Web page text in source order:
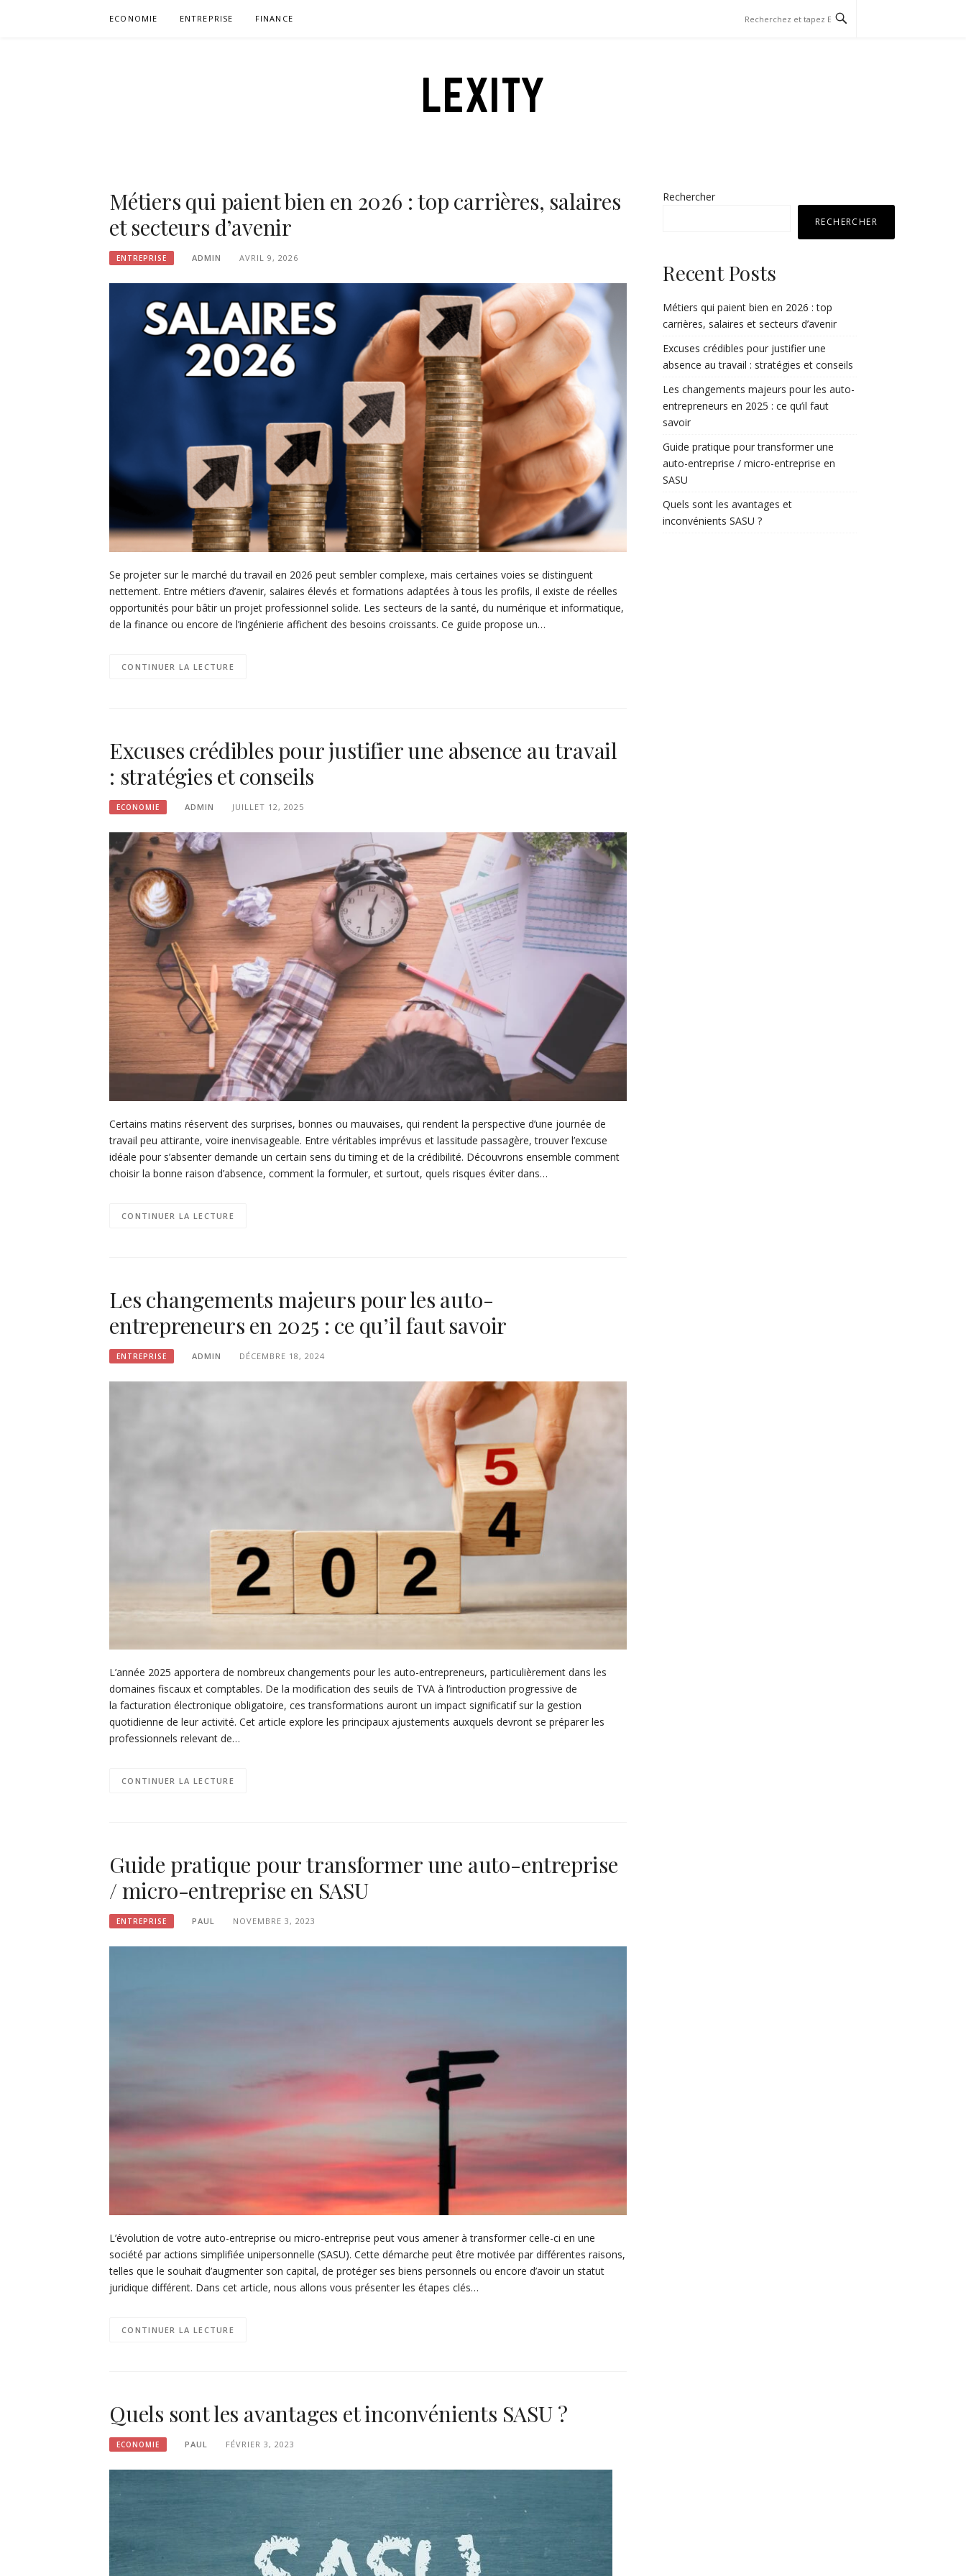
ECONOMIE ENTREPRISE FINANCE
LEXITY
Métiers qui paient bien en 2026 : top carrières, salaires
et secteurs d’avenir
ENTREPRISE ADMIN AVRIL 9, 2026
Se projeter sur le marché du travail en 2026 peut sembler complexe, mais certaines voies se distinguent
nettement. Entre métiers d’avenir, salaires élevés et formations adaptées à tous les profils, il existe de réelles
opportunités pour bâtir un projet professionnel solide. Les secteurs de la santé, du numérique et informatique,
de la finance ou encore de l’ingénierie affichent des besoins croissants. Ce guide propose un…
CONTINUER LA LECTURE
Excuses crédibles pour justifier une absence au travail
: stratégies et conseils
ECONOMIE ADMIN JUILLET 12, 2025
Certains matins réservent des surprises, bonnes ou mauvaises, qui rendent la perspective d’une journée de
travail peu attirante, voire inenvisageable. Entre véritables imprévus et lassitude passagère, trouver l’excuse
idéale pour s’absenter demande un certain sens du timing et de la crédibilité. Découvrons ensemble comment
choisir la bonne raison d’absence, comment la formuler, et surtout, quels risques éviter dans…
CONTINUER LA LECTURE
Les changements majeurs pour les auto-
entrepreneurs en 2025 : ce qu’il faut savoir
ENTREPRISE ADMIN DÉCEMBRE 18, 2024
L’année 2025 apportera de nombreux changements pour les auto-entrepreneurs, particulièrement dans les
domaines fiscaux et comptables. De la modification des seuils de TVA à l’introduction progressive de
la facturation électronique obligatoire, ces transformations auront un impact significatif sur la gestion
quotidienne de leur activité. Cet article explore les principaux ajustements auxquels devront se préparer les
professionnels relevant de…
CONTINUER LA LECTURE
Guide pratique pour transformer une auto-entreprise
/ micro-entreprise en SASU
ENTREPRISE PAUL NOVEMBRE 3, 2023
L’évolution de votre auto-entreprise ou micro-entreprise peut vous amener à transformer celle-ci en une
société par actions simplifiée unipersonnelle (SASU). Cette démarche peut être motivée par différentes raisons,
telles que le souhait d’augmenter son capital, de protéger ses biens personnels ou encore d’avoir un statut
juridique différent. Dans cet article, nous allons vous présenter les étapes clés…
CONTINUER LA LECTURE
Quels sont les avantages et inconvénients SASU ?
ECONOMIE PAUL FÉVRIER 3, 2023
Rechercher
RECHERCHER
Recent Posts
Métiers qui paient bien en 2026 : top
carrières, salaires et secteurs d’avenir
Excuses crédibles pour justifier une
absence au travail : stratégies et conseils
Les changements majeurs pour les auto-
entrepreneurs en 2025 : ce qu’il faut
savoir
Guide pratique pour transformer une
auto-entreprise / micro-entreprise en
SASU
Quels sont les avantages et
inconvénients SASU ?